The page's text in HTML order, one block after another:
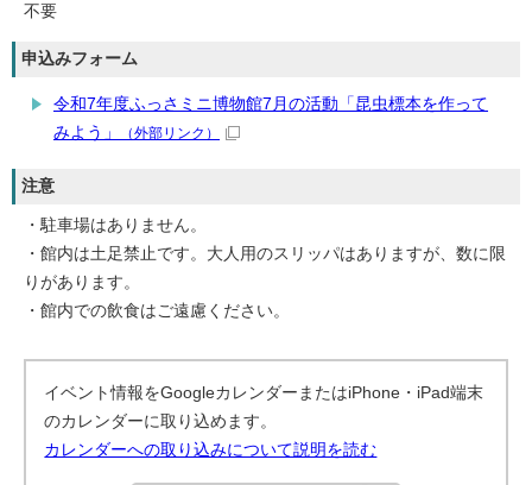
不要
申込みフォーム
令和7年度ふっさミニ博物館7月の活動「昆虫標本を作って
みよう」
（外部リンク）
注意
・駐車場はありません。
・館内は土足禁止です。大人用のスリッパはありますが、数に限
りがあります。
・館内での飲食はご遠慮ください。
イベント情報をGoogleカレンダーまたはiPhone・iPad端末
のカレンダーに取り込めます。
カレンダーへの取り込みについて説明を読む